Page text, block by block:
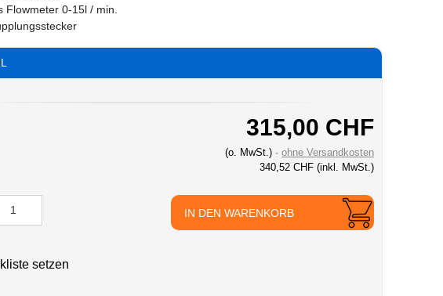
Flowmeter 0-15l / min.
315,00 CHF
(o. MwSt.)
ohne Versandkosten
340,52 CHF (inkl. MwSt.)
IN DEN WARENKORB
setzen